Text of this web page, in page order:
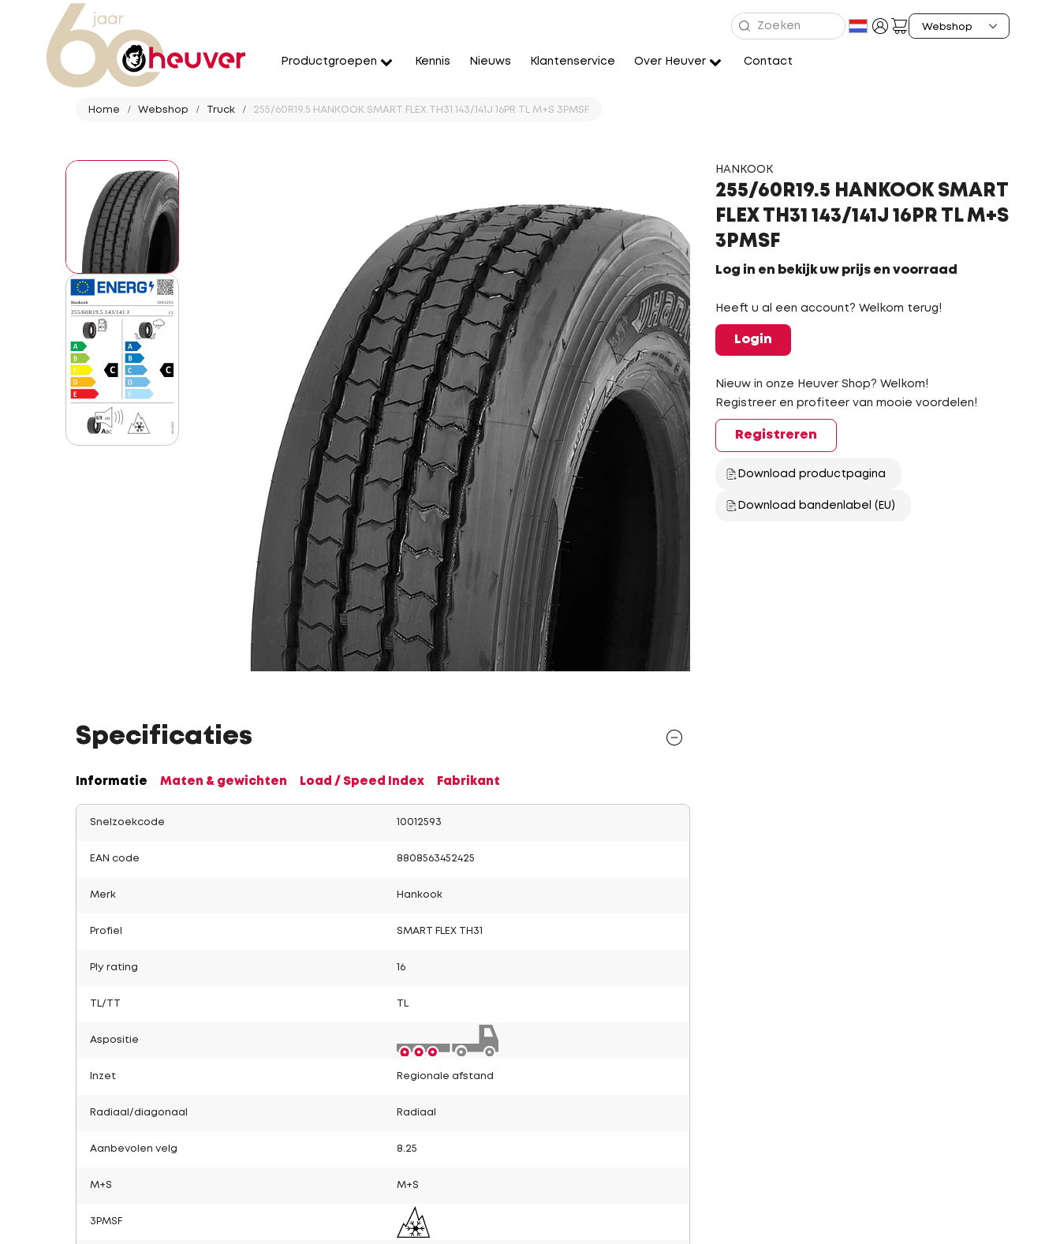
Productgroepen Kennis Nieuws Klantenservice Over Heuver Contact
Home Webshop Truck 255/60R19.5 HANKOOK SMART FLEX TH31 143/141J 16PR TL M+S 3PMSF
HANKOOK
255/60R19.5 HANKOOK SMART
FLEX TH31 143/141J 16PR TL M+S
3PMSF
Log in en bekijk uw prijs en voorraad
Heeft u al een account? Welkom terug!
Login
Nieuw in onze Heuver Shop? Welkom!
Registreer en profiteer van mooie voordelen!
Registreren
Download productpagina
Download bandenlabel (EU)
Specificaties
Informatie Maten & gewichten Load / Speed Index Fabrikant
Snelzoekcode 10012593
EAN code 8808563452425
Merk Hankook
Profiel SMART FLEX TH31
Ply rating 16
TL/TT
Aspositie
Inzet Regionale afstand
Radiaal/diagonaal Radiaal
Aanbevolen velg 8.25
M+S M+S
3PMSF